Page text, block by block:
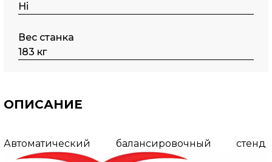
Ні
Вес станка
183 кг
ОПИСАНИЕ
Автоматический балансировочный стенд